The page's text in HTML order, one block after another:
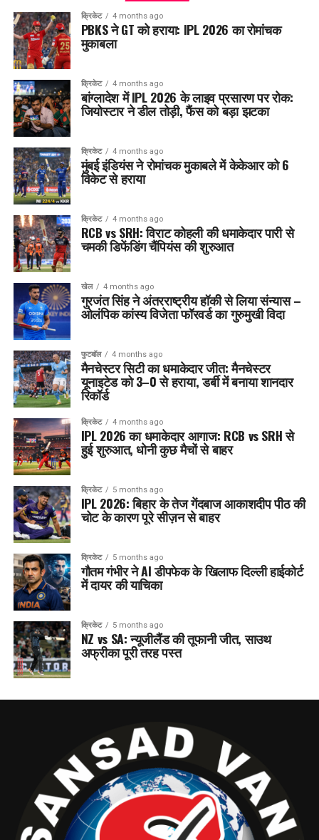
क्रिकेट 4 months ago
PBKS ने GT को हराया: IPL 2026 का रोमांचक
मुकाबला
क्रिकेट 4 months ago
बांग्लादेश में IPL 2026 के लाइव प्रसारण पर रोक:
जियोस्टार ने डील तोड़ी, फैंस को बड़ा झटका
क्रिकेट 4 months ago
मुंबई इंडियंस ने रोमांचक मुकाबले में केकेआर को 6
विकेट से हराया
क्रिकेट 4 months ago
RCB vs SRH: विराट कोहली की धमाकेदार पारी से
चमकी डिफेंडिंग चैंपियंस की शुरुआत
खेल 4 months ago
गुरजंत सिंह ने अंतरराष्ट्रीय हॉकी से लिया संन्यास –
ओलंपिक कांस्य विजेता फॉरवर्ड का गुरुमुखी विदा
फुटबॉल 4 months ago
मैनचेस्टर सिटी का धमाकेदार जीत: मैनचेस्टर
यूनाइटेड को 3–0 से हराया, डर्बी में बनाया शानदार
रिकॉर्ड
क्रिकेट 4 months ago
IPL 2026 का धमाकेदार आगाज: RCB vs SRH से
हुई शुरुआत, धोनी कुछ मैचों से बाहर
क्रिकेट 5 months ago
IPL 2026: बिहार के तेज गेंदबाज आकाशदीप पीठ की
चोट के कारण पूरे सीज़न से बाहर
क्रिकेट 5 months ago
गौतम गंभीर ने AI डीपफेक के खिलाफ दिल्ली हाईकोर्ट
में दायर की याचिका
क्रिकेट 5 months ago
NZ vs SA: न्यूजीलैंड की तूफानी जीत, साउथ
अफ्रीका पूरी तरह पस्त